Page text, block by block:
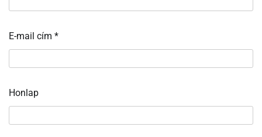
E-mail cím *
Honlap